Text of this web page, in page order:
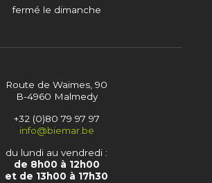
fermé le dimanche
Route de Waimes, 90
B-4960 Malmedy
+32 (0)80 79 97 97
info@biemar.be
du lundi au vendredi :
de 8h00 à 12h00
et de 13h00 à 17h30